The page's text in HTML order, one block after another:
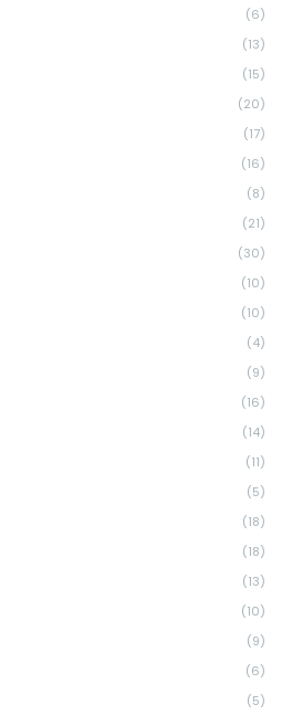
(6)
(13)
(15)
(20)
(17)
(16)
(8)
(21)
(30)
(10)
(10)
(4)
(9)
(16)
(14)
(11)
(5)
(18)
(18)
(13)
(10)
(9)
(6)
(5)